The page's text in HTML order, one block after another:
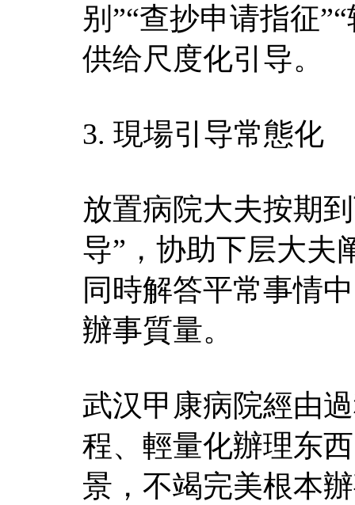
别”“查抄申请指征
供给尺度化引导。​
3. 現場引导常態化​
放置病院大夫按期
导”，协助下层大夫
同時解答平常事情
辦事質量。​
武汉甲康病院經由
程、輕量化辦理东
景，不竭完美根本